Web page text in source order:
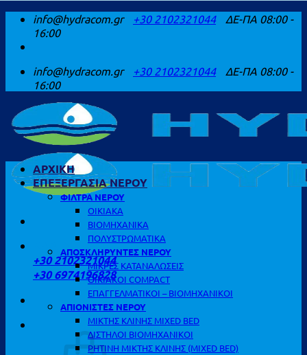
Μετάβαση
περιεχόμενο
info@hydracom.gr +30 2102321044
ΔΕ-ΠΑ 08:00 -
16:00
info@hydracom.gr +30 2102321044
ΔΕ-ΠΑ 08:00 -
16:00
ΚΑΛΕΣΤΕ ΜΑΣ
+30 2102321044
+30 6974196828
ΑΡΧΙΚΗ
ΕΠΕΞΕΡΓΑΣΙΑ ΝΕΡΟΥ
ΦΙΛΤΡΑ ΝΕΡΟΥ
ΟΙΚΙΑΚΑ
ΒΙΟΜΗΧΑΝΙΚΑ
ΠΟΛΥΣΤΡΩΜΑΤΙΚΑ
ΑΠΟΣΚΛΗΡΥΝΤΕΣ ΝΕΡΟΥ
ΜΙΚΡΕΣ ΚΑΤΑΝΑΛΩΣΕΙΣ
ΟΙΚΙΑΚΟΙ COMPACT
ΕΠΑΓΓΕΛΜΑΤΙΚΟΙ – ΒΙΟΜΗΧΑΝΙΚΟΙ
ΑΠΙΟΝΙΣΤΕΣ ΝΕΡΟΥ
ΜΙΚΤΗΣ ΚΛΙΝΗΣ MIXED BED
ΔΙΣΤΗΛΟΙ ΒΙΟΜΗΧΑΝΙΚΟΙ
ΡΗΤΙΝΗ ΜΙΚΤΗΣ ΚΛΙΝΗΣ (MIXED BED)